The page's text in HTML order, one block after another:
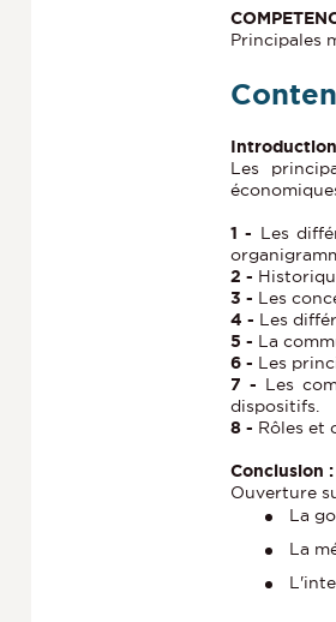
Principales
Les
1 - Les
2 -
3 - Les
4 - Les
5 - La
6 - Les
7 - Les
dispositifs.
8 - Rôles et
Conclusion :
Ouverture
La
La